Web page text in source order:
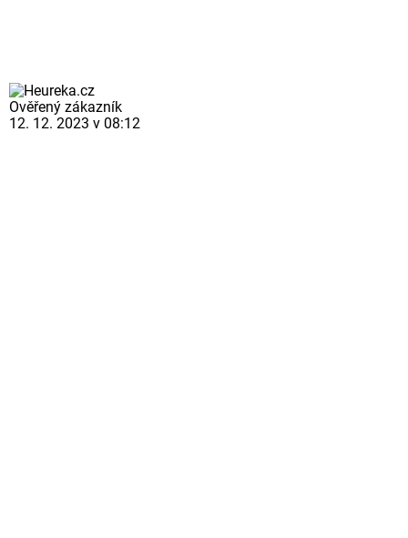
Ověřený zákazník
12. 12. 2023 v 08:12